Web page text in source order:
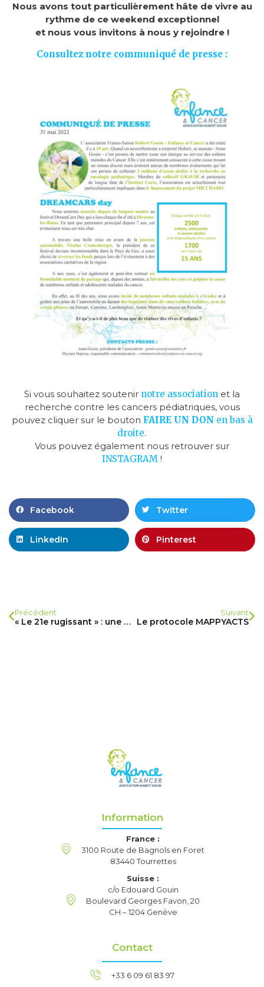
Nous avons tout particulièrement hâte de vivre au
rythme de ce weekend exceptionnel
et nous vous invitons à nous y rejoindre !
Consultez notre communiqué de presse :
Si vous souhaitez soutenir notre association et la
recherche contre les cancers pédiatriques, vous
pouvez cliquer sur le bouton FAIRE UN DON en bas à
droite.
Vous pouvez également nous retrouver sur
INSTAGRAM !
Facebook Twitter
LinkedIn Pinterest
Précédent
« Le 21e rugissant » : une exposition Jaguar-Polka
Suivant
Le protocole MAPPYACTS
Information
France :
3100 Route de Bagnols en Foret
83440 Tourrettes
Suisse :
c/o Edouard Gouin
Boulevard Georges Favon, 20
CH – 1204 Genève
Contact
+33 6 09 61 83 97